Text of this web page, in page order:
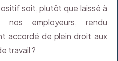
soit, plutôt que laissé à
employeurs, rendu
accordé de plein droit aux
travail ?